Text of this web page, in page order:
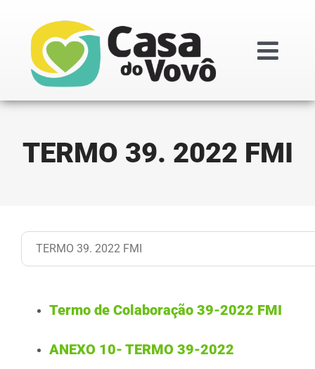
conteúdo
Doações
Regimentos
TERMO 39. 2022 FMI
Termo de Colaboração 39-2022 FMI
ANEXO 10- TERMO 39-2022